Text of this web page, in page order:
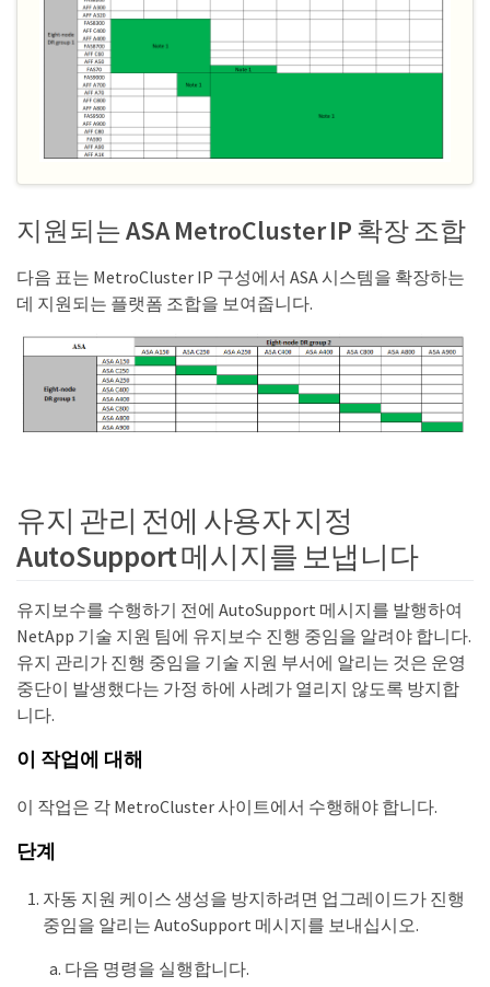
지원되는 ASA MetroCluster IP 확장 조합
다음 표는 MetroCluster IP 구성에서 ASA 시스템을 확장하는
데 지원되는 플랫폼 조합을 보여줍니다.
유지 관리 전에 사용자 지정
AutoSupport 메시지를 보냅니다
유지보수를 수행하기 전에 AutoSupport 메시지를 발행하여
NetApp 기술 지원 팀에 유지보수 진행 중임을 알려야 합니다.
유지 관리가 진행 중임을 기술 지원 부서에 알리는 것은 운영
중단이 발생했다는 가정 하에 사례가 열리지 않도록 방지합
니다.
이 작업에 대해
이 작업은 각 MetroCluster 사이트에서 수행해야 합니다.
단계
자동 지원 케이스 생성을 방지하려면 업그레이드가 진행
중임을 알리는 AutoSupport 메시지를 보내십시오.
다음 명령을 실행합니다.